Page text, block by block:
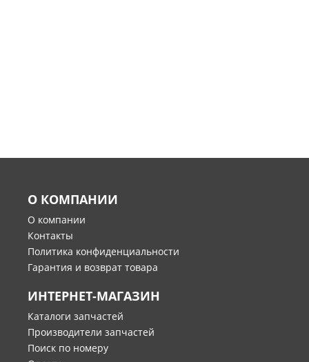
О КОМПАНИИ
О компании
Контакты
Политика конфиденциальности
Гарантия и возврат товара
ИНТЕРНЕТ-МАГАЗИН
Каталоги запчастей
Производители запчастей
Поиск по номеру